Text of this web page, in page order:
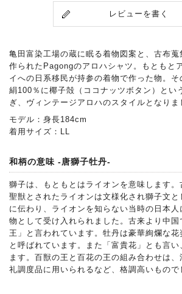
レビューを書く
亀田富染工場の蔵に眠る着物図案と、古布蒐
作られたPagongのアロハシャツ。もともと
イへの日系移民が持参の着物で作った物。そ
絹100％に椰子殻（ココナッツボタン）とい
ぎ、ヴィンテージアロハのスタイルとなりま
モデル：身長184cm
着用サイズ：LL
和柄の意味 -唐獅子牡丹-
獅子は、もともとはライオンを意味します
聖獣とされたライオンは文様化され獅子文
に伝わり、ライオンを知らない当時の日本
物として受け入れられました。古来より中
王」と言われています。牡丹は豪華絢爛な花
と呼ばれています。また「富貴花」とも言い
ます。百獣の王と百花の王の組み合わせは
礼調度品に用いられるなど、格調高いもので